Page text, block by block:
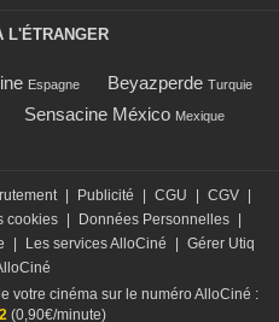
L'ÉTRANGER
Espagne Beyazperde Turquie
Sensacine México Mexique
| Publicité | CGU | CGV |
cookies | Données Personnelles |
| Les services AlloCiné | Gérer Utiq
votre cinéma sur le numéro AlloCiné :
(0,90€/minute)